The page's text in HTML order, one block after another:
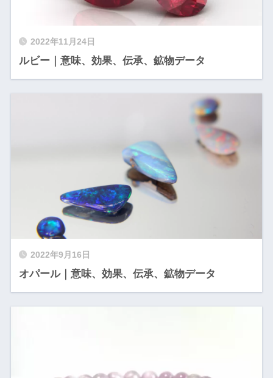
2022年11月24日
ルビー｜意味、効果、伝承、鉱物データ
2022年9月16日
オパール｜意味、効果、伝承、鉱物データ